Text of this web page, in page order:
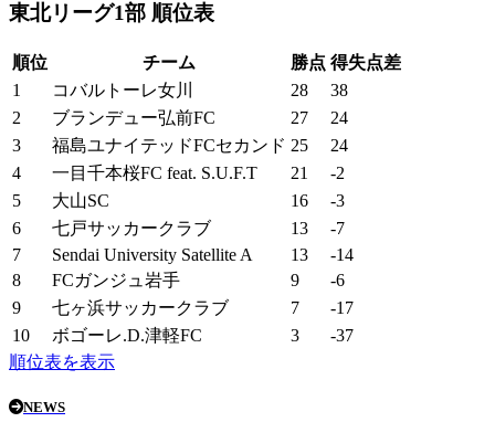
東北リーグ1部 順位表
順位 チーム 勝点 得失点差
1
コバルトーレ女川 28
38
2
ブランデュー弘前FC 27
24
3
福島ユナイテッドFCセカンド 25
24
4
一目千本桜FC feat. S.U.F.T 21
-2
5
大山SC 16
-3
6
七戸サッカークラブ 13
-7
7
Sendai University Satellite A 13
-14
8
FCガンジュ岩手 9
-6
9
七ヶ浜サッカークラブ 7
-17
10
ボゴーレ.D.津軽FC 3
-37
順位表を表示
NEWS